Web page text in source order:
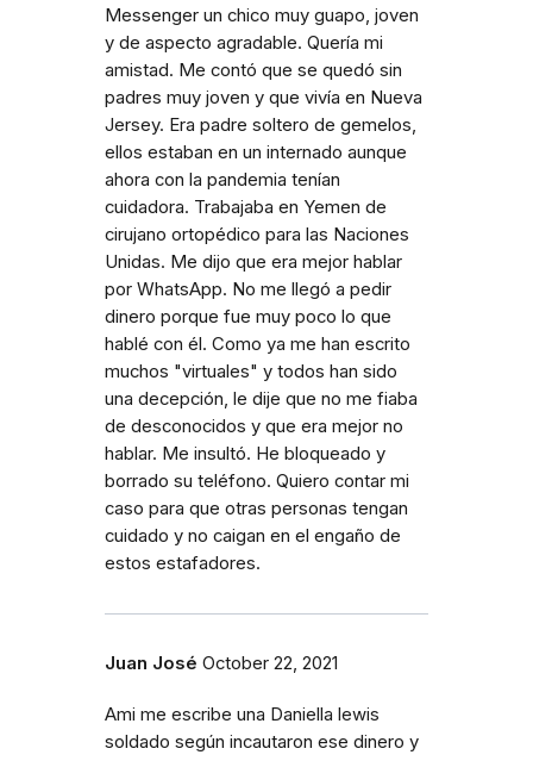
Messenger un chico muy guapo, joven
y de aspecto agradable. Quería mi
amistad. Me contó que se quedó sin
padres muy joven y que vivía en Nueva
Jersey. Era padre soltero de gemelos,
ellos estaban en un internado aunque
ahora con la pandemia tenían
cuidadora. Trabajaba en Yemen de
cirujano ortopédico para las Naciones
Unidas. Me dijo que era mejor hablar
por WhatsApp. No me llegó a pedir
dinero porque fue muy poco lo que
hablé con él. Como ya me han escrito
muchos "virtuales" y todos han sido
una decepción, le dije que no me fiaba
de desconocidos y que era mejor no
hablar. Me insultó. He bloqueado y
borrado su teléfono. Quiero contar mi
caso para que otras personas tengan
cuidado y no caigan en el engaño de
estos estafadores.
Juan José October 22, 2021
Ami me escribe una Daniella lewis
soldado según incautaron ese dinero y